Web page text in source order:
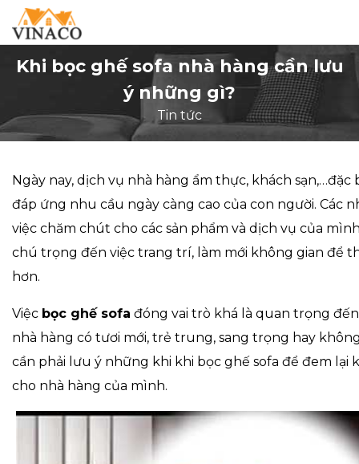
Khi bọc ghế sofa nhà hàng cần lưu
ý những gì?
Tin tức
Ngày nay, dịch vụ nhà hàng ẩm thực, khách
đáp ứng nhu cầu ngày càng cao của con người. Các
việc chăm chút cho các sản phẩm và dịch vụ của
chú trọng đến việc trang trí, làm mới không gian để
hơn.
Việc bọc ghế sofa đóng vai trò khá là quan trọng
nhà hàng có tươi mới, trẻ trung, sang trọng hay
cần phải lưu ý những khi khi bọc ghế sofa để đem lại
cho nhà hàng của mình.